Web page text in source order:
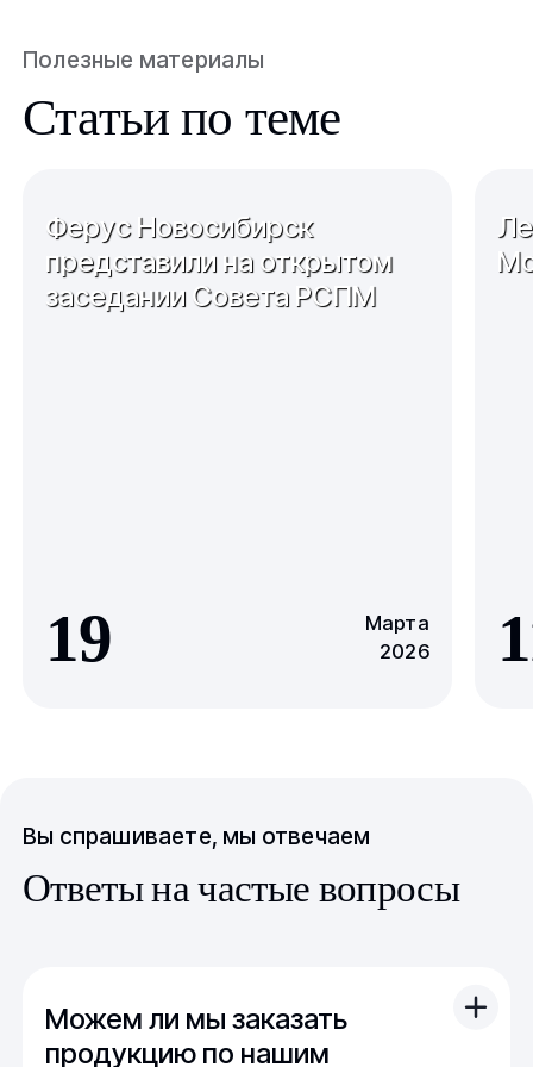
Полезные материалы
Статьи по теме
Ферус Новосибирск
представили на открытом
заседании Совета РСПМ
19
Марта
2026
Вы спрашиваете, мы отвечаем
Ответы на частые вопросы
Можем ли мы заказать
продукцию по нашим